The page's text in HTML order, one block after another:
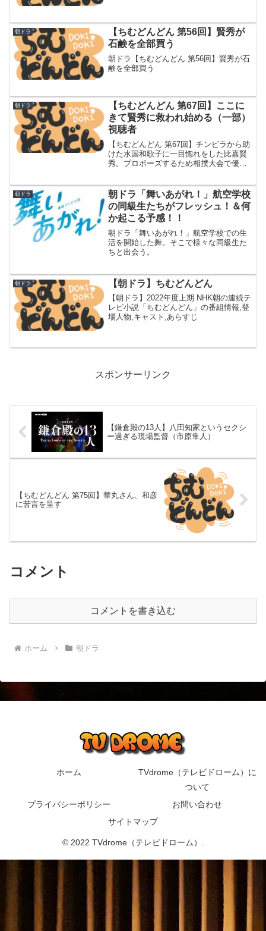
朝ドラ
【ちむどんどん 第56回】賢秀が
石鹸を全部買う
朝ドラ【ちむどんどん 第56回】賢秀が石
鹸を全部買う
朝ドラ
【ちむどんどん 第67回】ここに
きて賢秀に救われ始める（一部）
視聴者
【ちむどんどん 第67回】チンピラから助
けた水国和歌子に一目惚れをした比嘉賢
秀。プロポーズするため相撲大会で優勝
朝ドラ
朝ドラ「舞いあがれ！」航空学校
の同級生たちがフレッシュ！＆何
か起こる予感！！
朝ドラ「舞いあがれ！」航空学校での生
活を開始した舞。そこで様々な同級生た
ちと出会う。
朝ドラ 【朝ドラ】ちむどんどん
【朝ドラ】2022年度上期 NHK朝の連続テ
レビ小説「ちむどんどん」の番組情報,登
場人物,キャスト,あらすじ
スポンサーリンク
【鎌倉殿の13人】八田知家というセクシ
ー過ぎる現場監督（市原隼人）
【ちむどんどん 第75回】華丸さん、和彦
に苦言を呈す
コメント
コメントを書き込む
ホーム 朝ドラ
ホーム
TVdrome（テレビドローム）に
ついて
プライバシーポリシー
お問い合わせ
サイトマップ
© 2022 TVdrome（テレビドローム）.